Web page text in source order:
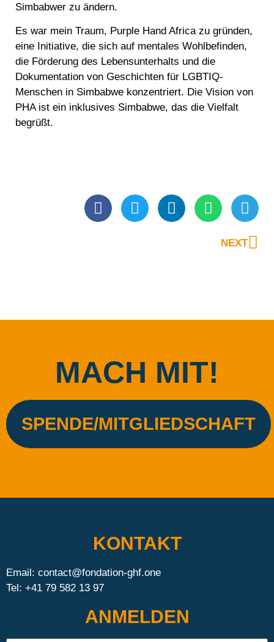
Simbabwer zu ändern.
Es war mein Traum, Purple Hand Africa zu gründen,
eine Initiative, die sich auf mentales Wohlbefinden,
die Förderung des Lebensunterhalts und die
Dokumentation von Geschichten für LGBTIQ-
Menschen in Simbabwe konzentriert. Die Vision von
PHA ist ein inklusives Simbabwe, das die Vielfalt
begrüßt.
NEXT
MACH MIT!
SPENDE/MITGLIEDSCHAFT
KONTAKT
Email: eno.fhg-noitadnof@tcatnoc
Tel: +41 79 582 13 97
ANMELDEN